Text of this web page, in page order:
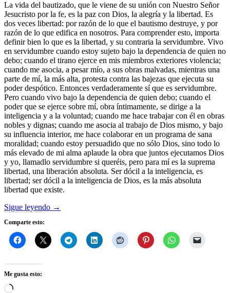
La vida del bautizado, que le viene de su unión con Nuestro Señor
Jesucristo por la fe, es la paz con Dios, la alegría y la libertad. Es
dos veces libertad: por razón de lo que el bautismo destruye, y por
razón de lo que edifica en nosotros. Para comprender esto, importa
definir bien lo que es la libertad, y su contraria la servidumbre. Vivo
en servidumbre cuando estoy sujeto bajo la dependencia de quien no
debo; cuando el tirano ejerce en mis miembros exteriores violencia;
cuando me asocia, a pesar mío, a sus obras malvadas, mientras una
parte de mí, la más alta, protesta contra las bajezas que ejecuta su
poder despótico. Entonces verdaderamente sí que es servidumbre.
Pero cuando vivo bajo la dependencia de quien debo; cuando el
poder que se ejerce sobre mí, obra íntimamente, se dirige a la
inteligencia y a la voluntad; cuando me hace trabajar con él en obras
nobles y dignas; cuando me asocia al trabajo de Dios mismo, y bajo
su influencia interior, me hace colaborar en un programa de sana
moralidad; cuando estoy persuadido que no sólo Dios, sino todo lo
más elevado de mi alma aplaude la obra que juntos ejecutamos Dios
y yo, llamadlo servidumbre si queréis, pero para mí es la suprema
libertad, una liberación absoluta. Ser dócil a la inteligencia, es
libertad; ser dócil a la inteligencia de Dios, es la más absoluta
libertad que existe.
Sigue leyendo →
Comparte esto:
Me gusta esto:
Cargando...